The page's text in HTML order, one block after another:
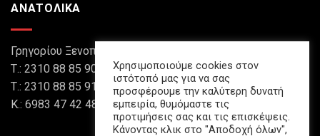
ΑΝΑΤΟΛΙΚΑ
Γρηγορίου Ξενοπούλου 8, Θεσσαλονίκη 546 45
Τ.: 2310 88 85 90
Τ.: 2310 88 85 91
Κ.: 6983 47 42 48 (What's Up)
Χρησιμοποιούμε cookies στον
ιστότοπό μας για να σας
προσφέρουμε την καλύτερη δυνατή
εμπειρία, θυμόμαστε τις
προτιμήσεις σας και τις επισκέψεις.
Κάνοντας κλικ στο "Αποδοχή όλων",